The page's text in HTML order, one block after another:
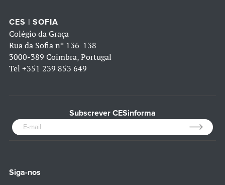
CES | SOFIA
Colégio da Graça
Rua da Sofia nº 136-138
3000-389 Coimbra, Portugal
Tel +351 239 853 649
Subscrever CESinforma
Siga-nos